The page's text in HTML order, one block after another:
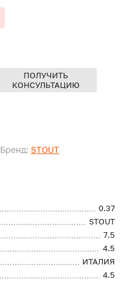
Бренд: STOUT
0.37
STOUT
7.5
4.5
ИТАЛИЯ
4.5
ПОЛУЧИТЬ
КОНСУЛЬТАЦИЮ